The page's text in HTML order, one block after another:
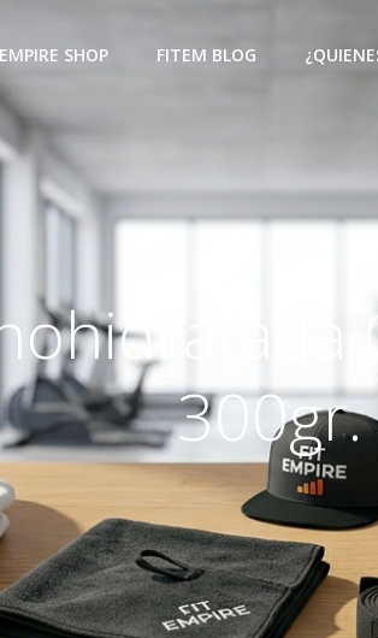
EMPIRE SHOP FITEM BLOG
300gr.